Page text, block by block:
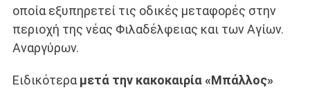
οποία εξυπηρετεί τις οδικές μεταφορές στην
περιοχή της νέας Φιλαδέλφειας και των Αγίων.
Αναργύρων.
Ειδικότερα μετά την κακοκαιρία «Μπάλλος»